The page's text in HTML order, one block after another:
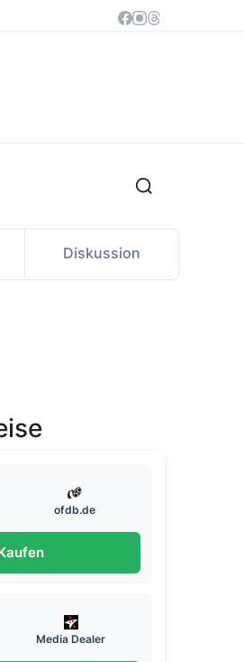
Diskussion
ofdb.de
Media Dealer